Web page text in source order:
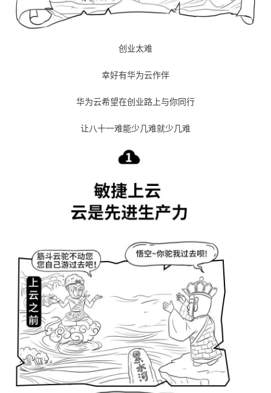
创业太难
幸好有华为云作伴
华为云希望在创业路上与你同行
让八十一难能少几难就少几难